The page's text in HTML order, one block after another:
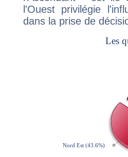
l'Ouest privilégie
dans la prise de